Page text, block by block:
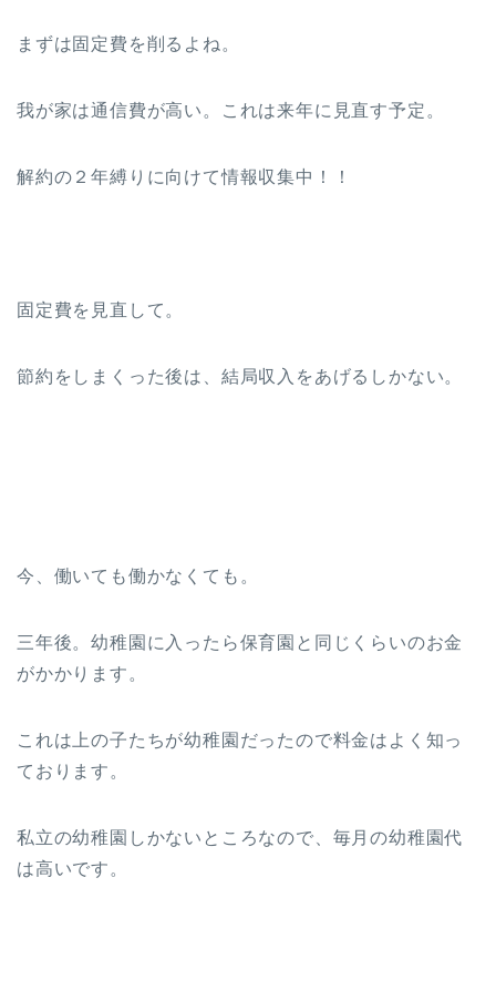
まずは固定費を削るよね。
我が家は通信費が高い。これは来年に見直す予定。
解約の２年縛りに向けて情報収集中！！
固定費を見直して。
節約をしまくった後は、結局収入をあげるしかない。
今、働いても働かなくても。
三年後。幼稚園に入ったら保育園と同じくらいのお金
がかかります。
これは上の子たちが幼稚園だったので料金はよく知っ
ております。
私立の幼稚園しかないところなので、毎月の幼稚園代
は高いです。